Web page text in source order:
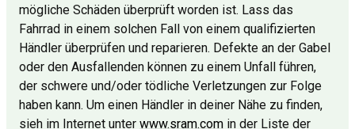
mögliche Schäden überprüft worden ist. Lass das
Fahrrad in einem solchen Fall von einem qualifizierten
Händler überprüfen und reparieren. Defekte an der Gabel
oder den Ausfallenden können zu einem Unfall führen,
der schwere und/oder tödliche Verletzungen zur Folge
haben kann. Um einen Händler in deiner Nähe zu finden,
sieh im Internet unter www.sram.com in der Liste der